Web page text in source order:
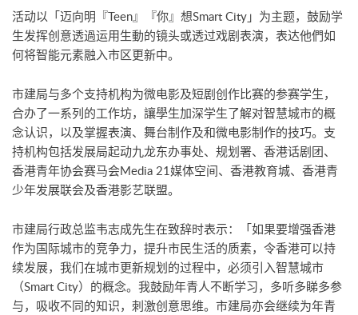
活动以「迈向明『Teen』『你』想Smart City」为主题，鼓励学
生发挥创意透過运用生動的镜头或透过戏剧表演，表达他們如
何将智能元素融入市区更新中。
市建局与多个支持机构为微电影及短剧创作比赛的参赛学生，
合办了一系列的工作坊，讓學生加深学生了解对智慧城市的概
念认识，以及掌握表演、舞台制作及和微电影制作的技巧。支
持机构包括发展局起动九龙东办事处、规划署、香港话剧团、
香港青年协会赛马会Media 21媒体空间、香港教育城、香港青
少年发展联会及香港影艺联盟。
市建局行政总监韦志成先生在致辞时表示：「如果要增强香港
作为国际城市的竞争力，提升市民生活的质素，令香港可以持
续发展，我们在城市更新规划的过程中，必须引入智慧城市
（Smart City）的概念。我鼓励年青人不断学习，多听多睇多参
与，吸收不同的知识，刺激创意思维。市建局亦会继续为年青